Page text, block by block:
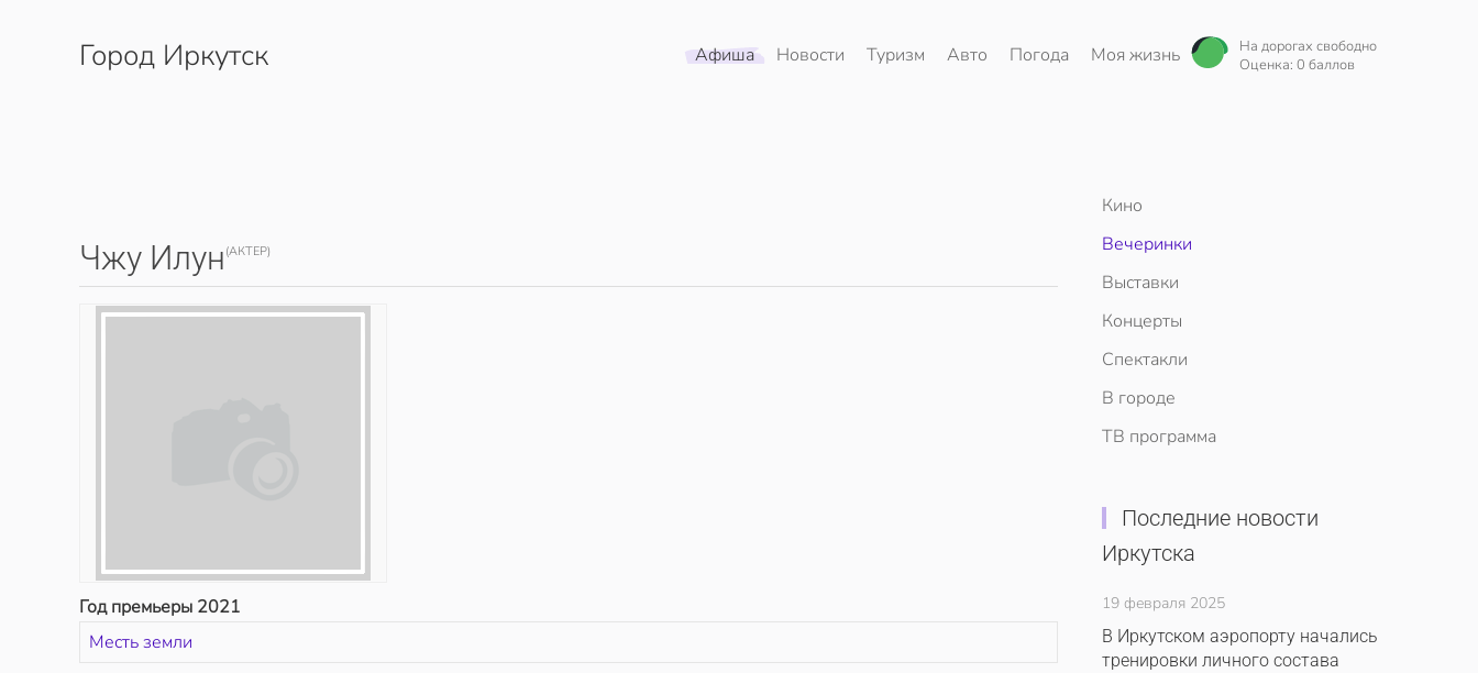
Перейти к содержимому
Город Иркутск Афиша Новости Туризм Авто Погода Моя жизнь
На дорогах свободно
Оценка: 0 баллов
Чжу Илун (АКТЕР)
Год премьеры 2021
Месть земли
Кино
Вечеринки
Выставки
Концерты
Спектакли
В городе
ТВ программа
Последние новости
Иркутска
19 февраля 2025
В Иркутском аэропорту начались
тренировки личного состава